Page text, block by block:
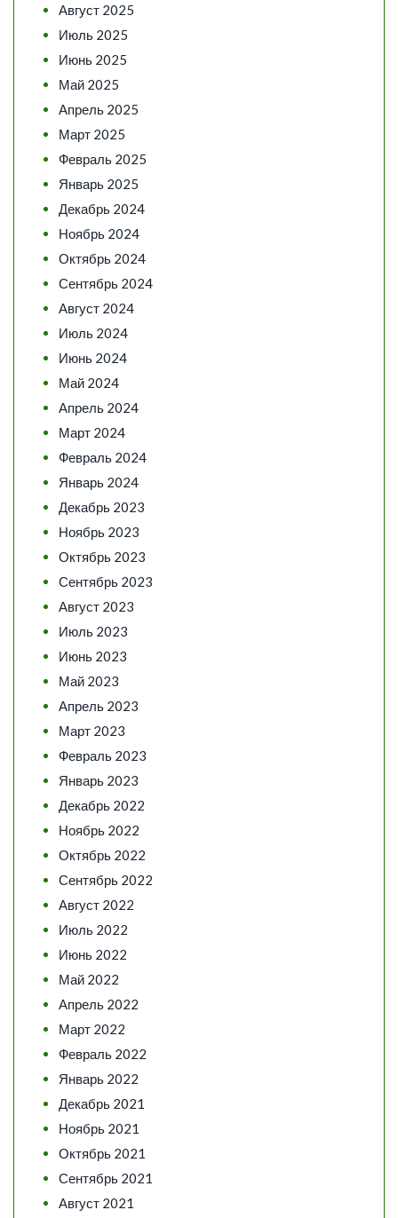
Август 2025
Июль 2025
Июнь 2025
Май 2025
Апрель 2025
Март 2025
Февраль 2025
Январь 2025
Декабрь 2024
Ноябрь 2024
Октябрь 2024
Сентябрь 2024
Август 2024
Июль 2024
Июнь 2024
Май 2024
Апрель 2024
Март 2024
Февраль 2024
Январь 2024
Декабрь 2023
Ноябрь 2023
Октябрь 2023
Сентябрь 2023
Август 2023
Июль 2023
Июнь 2023
Май 2023
Апрель 2023
Март 2023
Февраль 2023
Январь 2023
Декабрь 2022
Ноябрь 2022
Октябрь 2022
Сентябрь 2022
Август 2022
Июль 2022
Июнь 2022
Май 2022
Апрель 2022
Март 2022
Февраль 2022
Январь 2022
Декабрь 2021
Ноябрь 2021
Октябрь 2021
Сентябрь 2021
Август 2021